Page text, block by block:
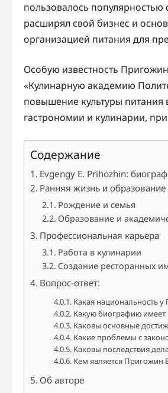
пользовалось
расширял свой бизнес и
организацией питания для
Особую известность
«Кулинарную академию
повышение культуры питания
гастрономии и кулинарии,
Содержание
Evgengy E. Prihozhin:
Ранняя жизнь и образование
Рождение и семья
Образование и
Профессиональная карьера
Работа в кулинарии
Создание ресторанных
Вопрос-ответ:
Какая национальность
Какую биографию
Каковы основные
Какие проблемы с
Каковы последствия
Кем является Пригожин
Об авторе